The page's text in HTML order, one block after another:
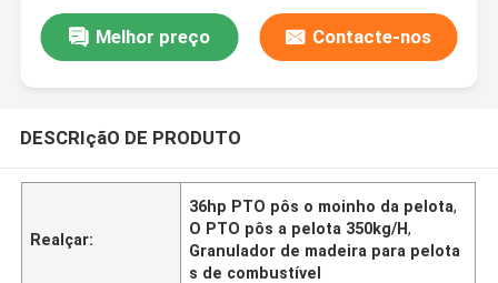
Melhor preço Contacte-nos
DESCRIçãO DE PRODUTO
Realçar:
36hp PTO pôs o moinho da pelota,
O PTO pôs a pelota 350kg/H,
Granulador de madeira para pelota
s de combustível